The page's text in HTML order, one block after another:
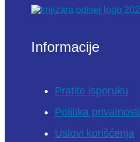
Informacije
Pratite isporuku
Politika privatnosti
Uslovi korišćenja